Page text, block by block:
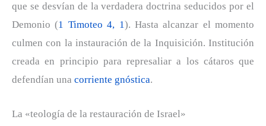
que se desvían de la verdadera doctrina seducidos por el
Demonio (1 Timoteo 4, 1). Hasta alcanzar el momento
culmen con la instauración de la Inquisición. Institución
creada en principio para represaliar a los cátaros que
defendían una corriente gnóstica.
La «teología de la restauración de Israel»